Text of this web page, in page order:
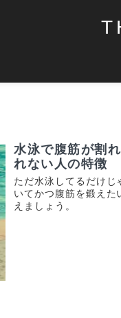
水泳で腹筋が割
れない人の特徴
ただ水泳してるだけじ
いてかつ腹筋を鍛えた
えましょう。